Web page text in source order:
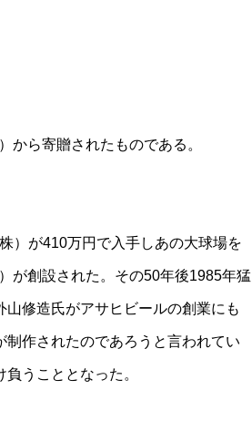
から寄贈されたものである。
）が410万円で入手しあの大球場を
が創設された。その50年後1985年猛
修造氏がアサヒビールの創業にも
作されたのであろうと言われてい
うこととなった。